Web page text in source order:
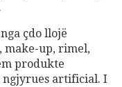
çdo llojë
make-up, rimel,
produkte
artificial. I